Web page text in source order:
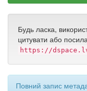
Будь ласка,
цитувати або
https://
Повний запис